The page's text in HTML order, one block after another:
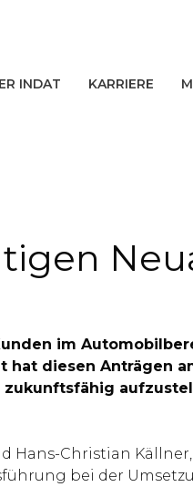
INDAT KARRIERE
im
diesen Anträgen
Hans-Christian
bei der